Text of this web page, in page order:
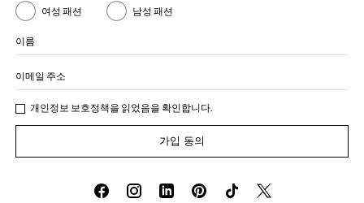
여성 패션 남성 패션
이름
이메일 주소
개인정보 보호정책을 읽었음을 확인합니다.
가입 동의